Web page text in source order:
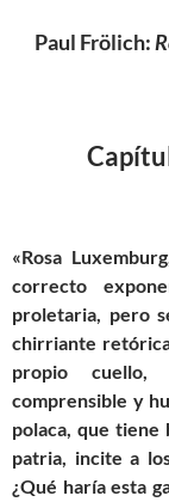
Paul Frölich:
«Rosa
correcto
proletaria, pero
chirriante
propio
comprensible y
polaca, que tiene
patria, incite a
¿Qué haría esta